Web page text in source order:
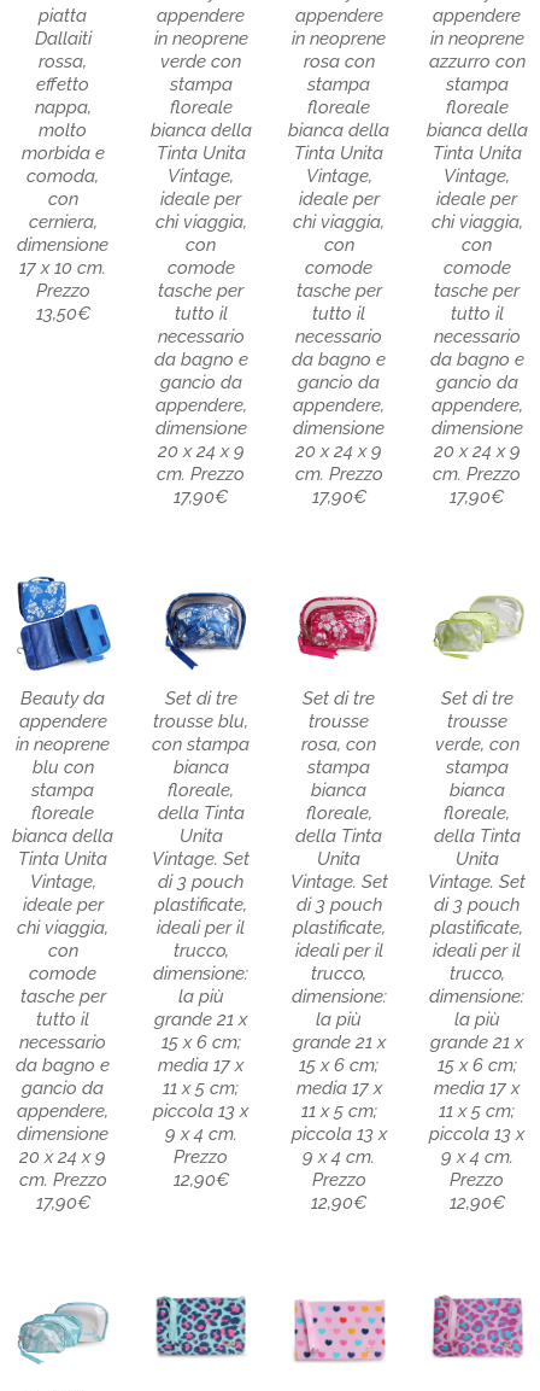
piatta
Dallaiti
rossa,
effetto
nappa,
molto
morbida e
comoda,
con
cerniera,
dimensione
17 x 10 cm.
Prezzo
13,50€
appendere
in neoprene
verde con
stampa
floreale
bianca della
Tinta Unita
Vintage,
ideale per
chi viaggia,
con
comode
tasche per
tutto il
necessario
da bagno e
gancio da
appendere,
dimensione
20 x 24 x 9
cm. Prezzo
17,90€
appendere
in neoprene
rosa con
stampa
floreale
bianca della
Tinta Unita
Vintage,
ideale per
chi viaggia,
con
comode
tasche per
tutto il
necessario
da bagno e
gancio da
appendere,
dimensione
20 x 24 x 9
cm. Prezzo
17,90€
appendere
in neoprene
azzurro con
stampa
floreale
bianca della
Tinta Unita
Vintage,
ideale per
chi viaggia,
con
comode
tasche per
tutto il
necessario
da bagno e
gancio da
appendere,
dimensione
20 x 24 x 9
cm. Prezzo
17,90€
Beauty da
appendere
in neoprene
blu con
stampa
floreale
bianca della
Tinta Unita
Vintage,
ideale per
chi viaggia,
con
comode
tasche per
tutto il
necessario
da bagno e
gancio da
appendere,
dimensione
20 x 24 x 9
cm. Prezzo
17,90€
Set di tre
trousse blu,
con stampa
bianca
floreale,
della Tinta
Unita
Vintage. Set
di 3 pouch
plastificate,
ideali per il
trucco,
dimensione:
la più
grande 21 x
15 x 6 cm;
media 17 x
11 x 5 cm;
piccola 13 x
9 x 4 cm.
Prezzo
12,90€
Set di tre
trousse
rosa, con
stampa
bianca
floreale,
della Tinta
Unita
Vintage. Set
di 3 pouch
plastificate,
ideali per il
trucco,
dimensione:
la più
grande 21 x
15 x 6 cm;
media 17 x
11 x 5 cm;
piccola 13 x
9 x 4 cm.
Prezzo
12,90€
Set di tre
trousse
verde, con
stampa
bianca
floreale,
della Tinta
Unita
Vintage. Set
di 3 pouch
plastificate,
ideali per il
trucco,
dimensione:
la più
grande 21 x
15 x 6 cm;
media 17 x
11 x 5 cm;
piccola 13 x
9 x 4 cm.
Prezzo
12,90€